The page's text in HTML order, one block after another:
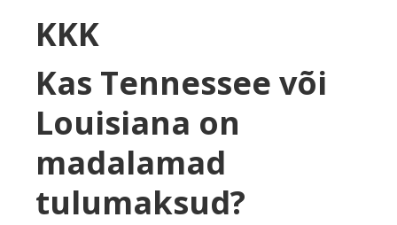
KKK
Kas Tennessee või
Louisiana on
madalamad
tulumaksud?